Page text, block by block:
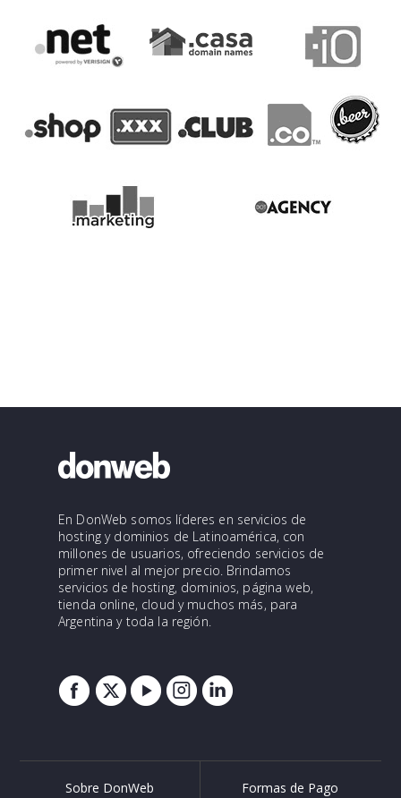
En DonWeb somos líderes en servicios de
hosting y dominios de Latinoamérica, con
millones de usuarios, ofreciendo servicios de
primer nivel al mejor precio. Brindamos
servicios de hosting, dominios, página web,
tienda online, cloud y muchos más, para
Argentina y toda la región.
Sobre DonWeb Formas de Pago